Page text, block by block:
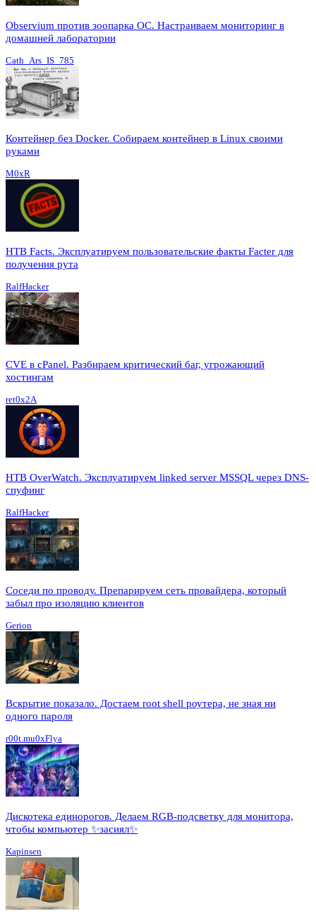
Observium против зоопарка ОС. Настраиваем мониторинг в
домашней лаборатории
Cath_Ars_IS_785
Контейнер без Docker. Собираем контейнер в Linux своими
руками
M0xR
HTB Facts. Эксплуатируем пользовательские факты Facter для
получения рута
RalfHacker
CVE в cPanel. Разбираем критический баг, угрожающий
хостингам
ret0x2A
HTB OverWatch. Эксплуатируем linked server MSSQL через DNS-
спуфинг
RalfHacker
Соседи по проводу. Препарируем сеть провайдера, который
забыл про изоляцию клиентов
Gerion
Вскрытие показало. Достаем root shell роутера, не зная ни
одного пароля
r00t.mu0xFlya
Дискотека единорогов. Делаем RGB-подсветку для монитора,
чтобы компьютер ✨засиял✨
Kapinsen